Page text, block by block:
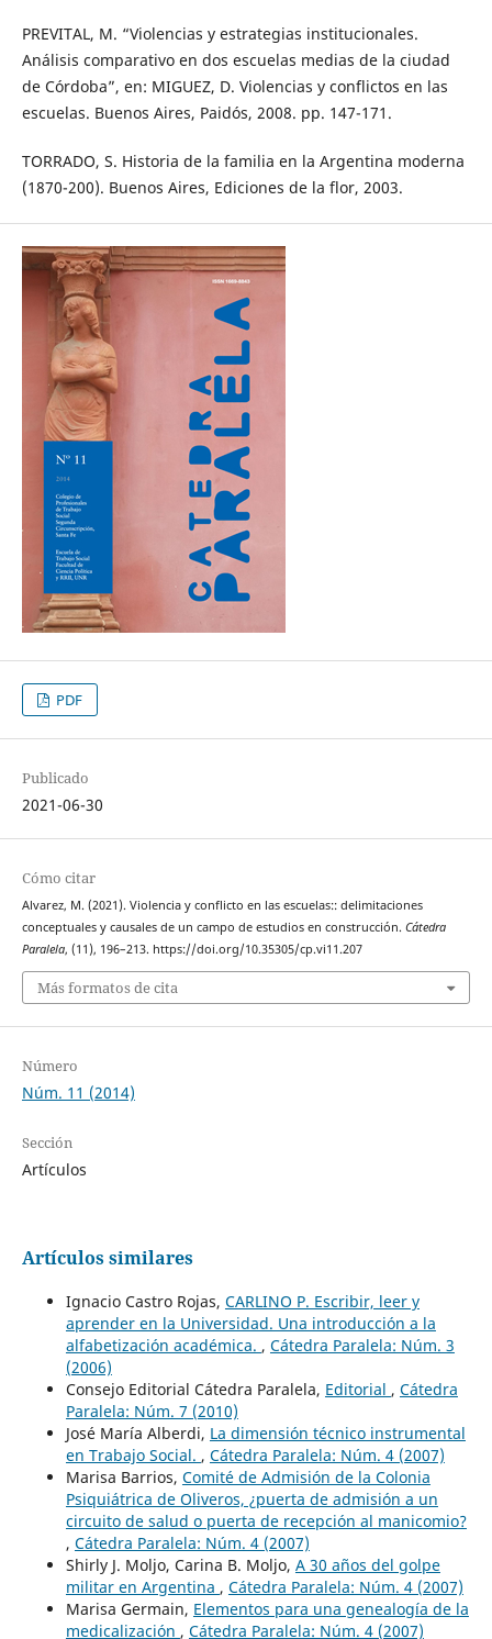
PREVITAL, M. “Violencias y estrategias institucionales.
Análisis comparativo en dos escuelas medias de la ciudad
de Córdoba”, en: MIGUEZ, D. Violencias y conflictos en las
escuelas. Buenos Aires, Paidós, 2008. pp. 147-171.
TORRADO, S. Historia de la familia en la Argentina moderna
(1870-200). Buenos Aires, Ediciones de la flor, 2003.
PDF
Publicado
2021-06-30
Cómo citar
Alvarez, M. (2021). Violencia y conflicto en las escuelas:: delimitaciones
conceptuales y causales de un campo de estudios en construcción. Cátedra
Paralela, (11), 196–213. https://doi.org/10.35305/cp.vi11.207
Más formatos de cita
Número
Núm. 11 (2014)
Sección
Artículos
Artículos similares
Ignacio Castro Rojas, CARLINO P. Escribir, leer y
aprender en la Universidad. Una introducción a la
alfabetización académica. , Cátedra Paralela: Núm. 3
(2006)
Consejo Editorial Cátedra Paralela, Editorial , Cátedra
Paralela: Núm. 7 (2010)
José María Alberdi, La dimensión técnico instrumental
en Trabajo Social. , Cátedra Paralela: Núm. 4 (2007)
Marisa Barrios, Comité de Admisión de la Colonia
Psiquiátrica de Oliveros, ¿puerta de admisión a un
circuito de salud o puerta de recepción al manicomio?
, Cátedra Paralela: Núm. 4 (2007)
Shirly J. Moljo, Carina B. Moljo, A 30 años del golpe
militar en Argentina , Cátedra Paralela: Núm. 4 (2007)
Marisa Germain, Elementos para una genealogía de la
medicalización , Cátedra Paralela: Núm. 4 (2007)